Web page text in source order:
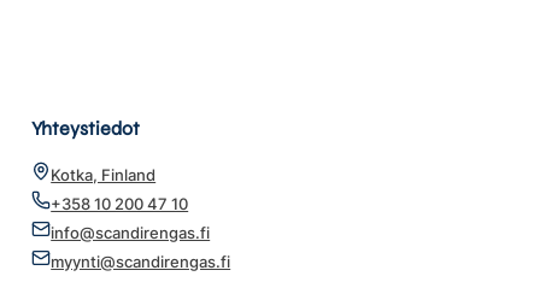
Yhteystiedot
Kotka, Finland
+358 10 200 47 10
info@scandirengas.fi
myynti@scandirengas.fi